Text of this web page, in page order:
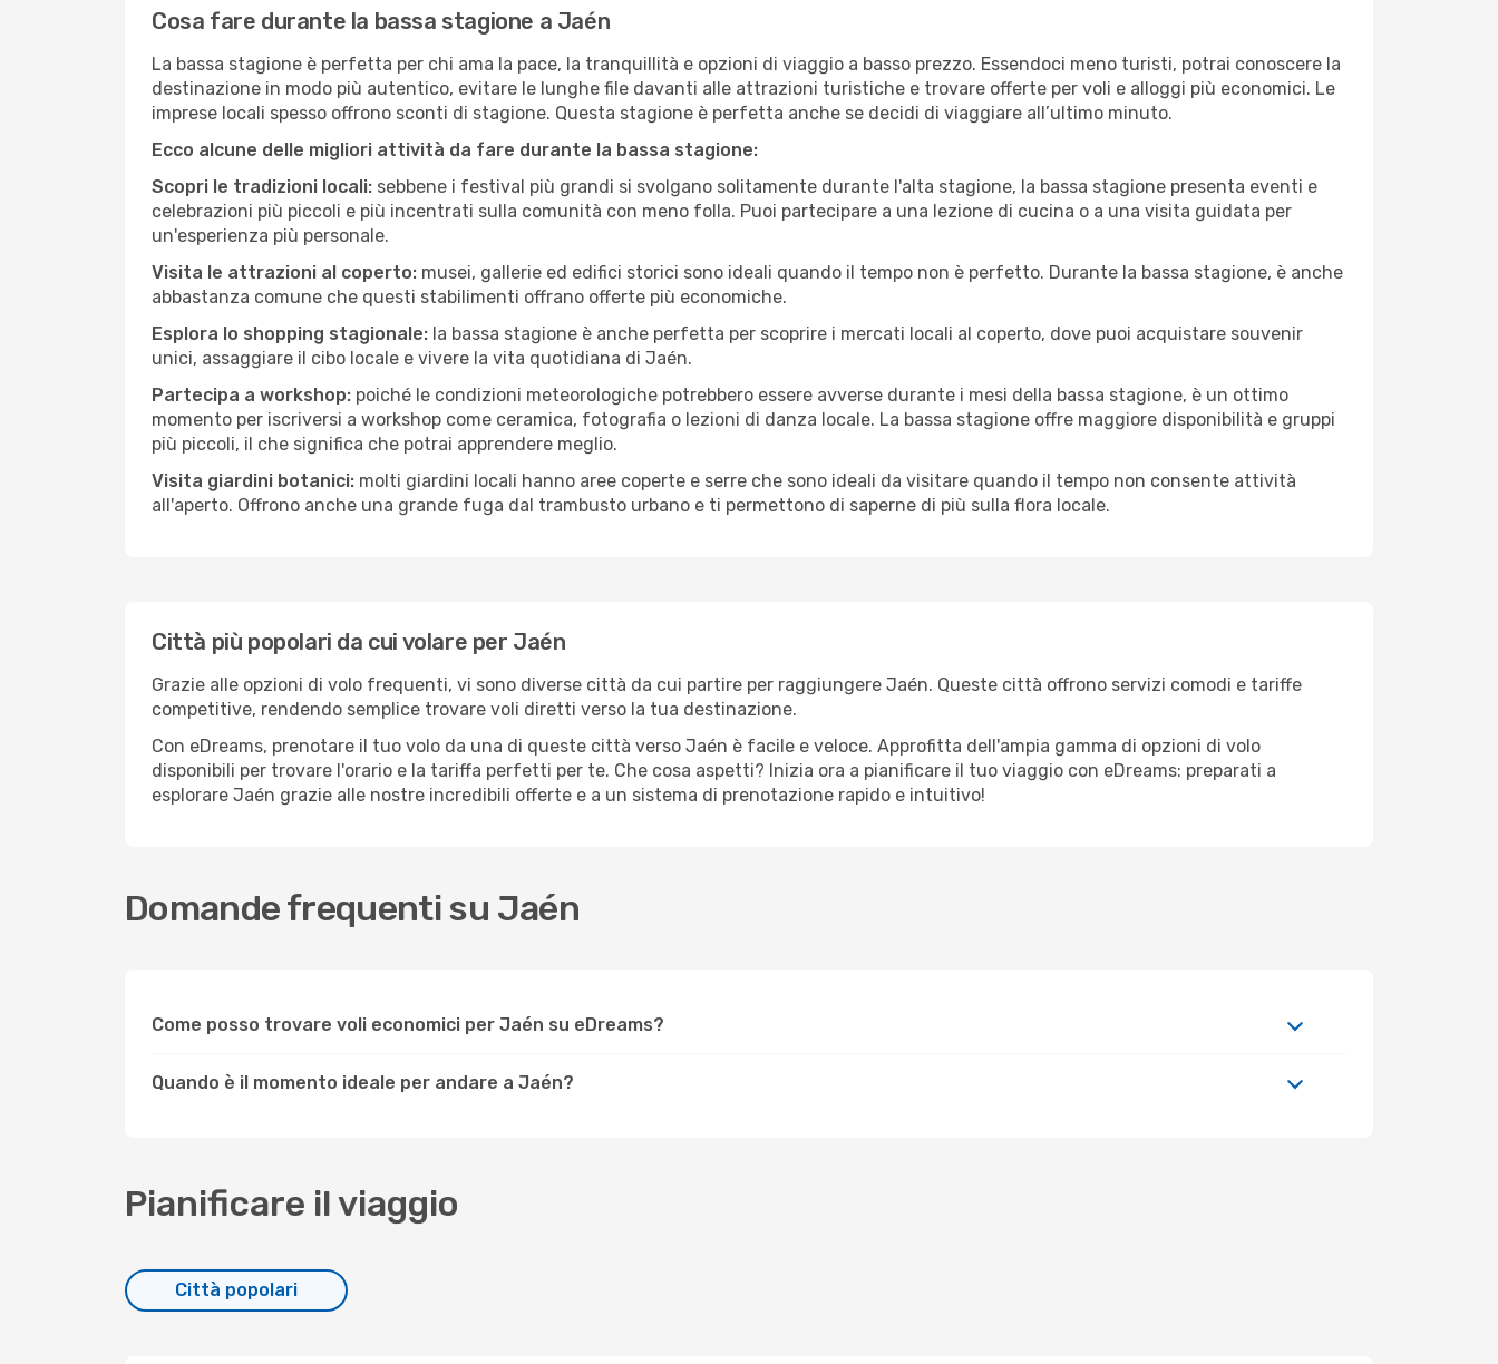
Cosa fare durante la bassa stagione a Jaén
La bassa stagione è perfetta per chi ama la pace, la tranquillità e opzioni di viaggio a basso prezzo. Essendoci meno turisti, potrai conoscere la
destinazione in modo più autentico, evitare le lunghe file davanti alle attrazioni turistiche e trovare offerte per voli e alloggi più economici. Le
imprese locali spesso offrono sconti di stagione. Questa stagione è perfetta anche se decidi di viaggiare all’ultimo minuto.
Ecco alcune delle migliori attività da fare durante la bassa stagione:
Scopri le tradizioni locali: sebbene i festival più grandi si svolgano solitamente durante l'alta stagione, la bassa stagione presenta eventi e
celebrazioni più piccoli e più incentrati sulla comunità con meno folla. Puoi partecipare a una lezione di cucina o a una visita guidata per
un'esperienza più personale.
Visita le attrazioni al coperto: musei, gallerie ed edifici storici sono ideali quando il tempo non è perfetto. Durante la bassa stagione, è anche
abbastanza comune che questi stabilimenti offrano offerte più economiche.
Esplora lo shopping stagionale: la bassa stagione è anche perfetta per scoprire i mercati locali al coperto, dove puoi acquistare souvenir
unici, assaggiare il cibo locale e vivere la vita quotidiana di Jaén.
Partecipa a workshop: poiché le condizioni meteorologiche potrebbero essere avverse durante i mesi della bassa stagione, è un ottimo
momento per iscriversi a workshop come ceramica, fotografia o lezioni di danza locale. La bassa stagione offre maggiore disponibilità e gruppi
più piccoli, il che significa che potrai apprendere meglio.
Visita giardini botanici: molti giardini locali hanno aree coperte e serre che sono ideali da visitare quando il tempo non consente attività
all'aperto. Offrono anche una grande fuga dal trambusto urbano e ti permettono di saperne di più sulla flora locale.
Città più popolari da cui volare per Jaén
Grazie alle opzioni di volo frequenti, vi sono diverse città da cui partire per raggiungere Jaén. Queste città offrono servizi comodi e tariffe
competitive, rendendo semplice trovare voli diretti verso la tua destinazione.
Con eDreams, prenotare il tuo volo da una di queste città verso Jaén è facile e veloce. Approfitta dell'ampia gamma di opzioni di volo
disponibili per trovare l'orario e la tariffa perfetti per te. Che cosa aspetti? Inizia ora a pianificare il tuo viaggio con eDreams: preparati a
esplorare Jaén grazie alle nostre incredibili offerte e a un sistema di prenotazione rapido e intuitivo!
Domande frequenti su Jaén
Come posso trovare voli economici per Jaén su eDreams?
Quando è il momento ideale per andare a Jaén?
Pianificare il viaggio
Città popolari